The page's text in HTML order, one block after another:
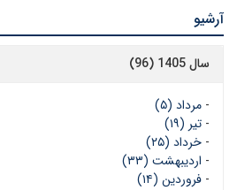
آرشیو
سال 1405 (96)
- مرداد (۵)
- تیر (۱۹)
- خرداد (۲۵)
- اردیبهشت (۳۳)
- فروردین (۱۴)